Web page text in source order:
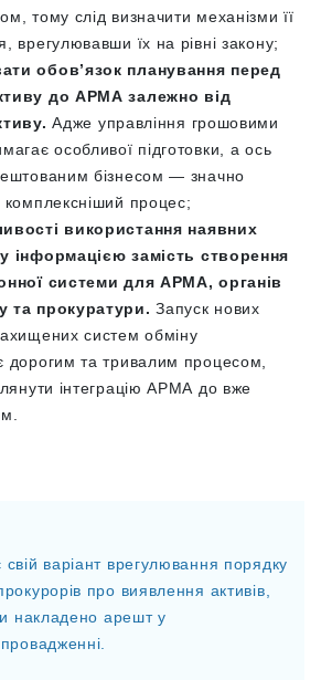
тому слід визначити механізми її
врегулювавши їх на рівні закону;
обовʼязок планування перед
до АРМА залежно від
Адже управління грошовими
особливої підготовки, а ось
бізнесом — значно
комплексніший процес;
використання наявних
інформацією замість створення
системи для АРМА, органів
та прокуратури.Запуск нових
систем обміну
дорогим та тривалим процесом,
інтеграцію АРМА до вже
варіант врегулювання порядку
про виявлення активів,
накладено арешт у